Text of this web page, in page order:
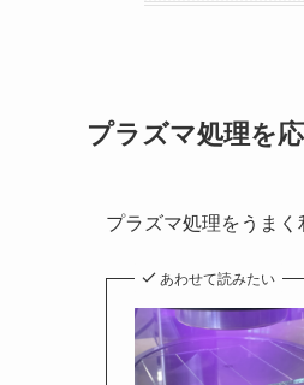
プラズマ処理を
プラズマ処理をうま
あわせて読みたい